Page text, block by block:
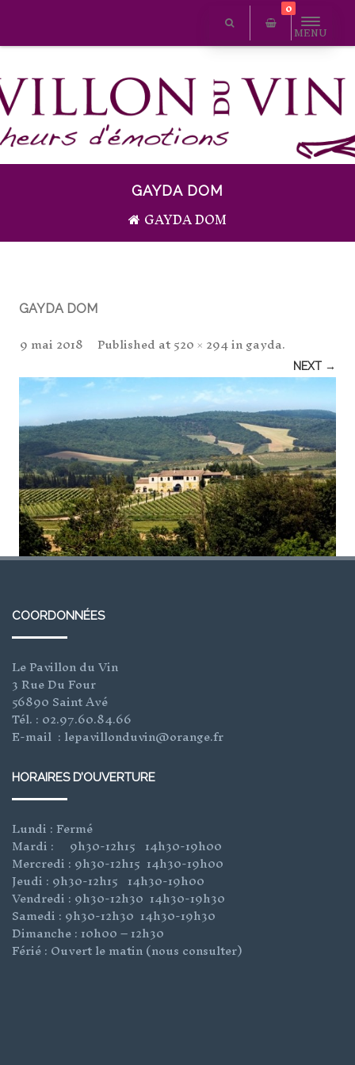
0
MENU
GAYDA DOM
GAYDA DOM
GAYDA DOM
Published
9 mai 2018 at520 × 294ingayda.
NEXT →
COORDONNÉES
Le Pavillon du Vin
3 Rue Du Four
56890 Saint Avé
Tél. : 02.97.60.84.66
E-mail : lepavillonduvin@orange.fr
HORAIRES D’OUVERTURE
Lundi : Fermé
Mardi : 9h30-12h15 14h30-19h00
Mercredi : 9h30-12h15 14h30-19h00
Jeudi : 9h30-12h15 14h30-19h00
Vendredi : 9h30-12h30 14h30-19h30
Samedi : 9h30-12h30 14h30-19h30
Dimanche : 10h00 – 12h30
Férié : Ouvert le matin (nous consulter)